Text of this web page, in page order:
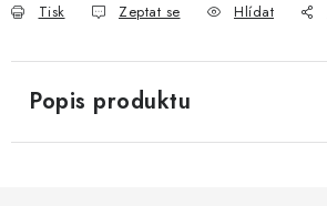
Tisk Zeptat se Hlídat
Popis produktu